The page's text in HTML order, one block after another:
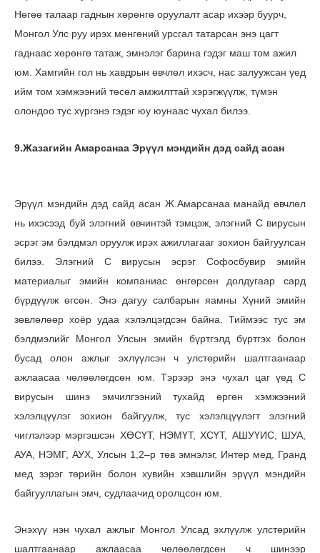
Нөгөө талаар гаднын хөрөнгө оруулалт асар ихээр буурч,
Монгол Улс руу ирэх мөнгөний урсгал татарсан энэ цагт
гаднаас хөрөнгө татаж, эмнэлэг барина гэдэг маш том ажил
юм. Хамгийн гол нь хавдрын өвчлөл ихэсч, нас залуужсан үед
ийм том хэмжээний төсөл амжилттай хэрэгжүүлж, түмэн
олондоо тус хүргэнэ гэдэг юу юунаас чухал билээ.
9.Жазагийн Амарсанаа Эрүүл мэндийн дэд сайд асан
Эрүүл мэндийн дэд сайд асан Ж.Амарсанаа манайд өвчлөл
нь ихэсээд буй элэгний өвчинтэй тэмцэж, элэгний С вирусын
эсрэг эм бэлдмэл оруулж ирэх ажиллагааг зохион байгуулсан
билээ. Элэгний С вирусын эсрэг Софосбувир эмийн
материалыг эмийн компаниас өнгөрсөн долдугаар сард
бүрдүүлж өгсөн. Энэ дагуу салбарын яамны Хүний эмийн
зөвлөлөөр хоёр удаа хэлэлцэгдсэн байна. Тиймээс тус эм
бэлдмэлийг Монгол Улсын эмийн бүртгэлд бүртгэх болон
бусад олон ажлыг эхлүүлсэн ч улстөрийн шалтгаанаар
ажлаасаа чөлөөлөгдсөн юм. Тэрээр энэ чухал цаг үед С
вирусын шинэ эмчилгээний тухайд өргөн хэмжээний
хэлэлцүүлэг зохион байгуулж, тус хэлэлцүүлэгт элэгний
чиглэлээр мэргэшсэн ХӨСҮТ, НЭМҮТ, ХСҮТ, АШУҮИС, ШУА,
АУА, НЭМГ, АУХ, Улсын 1,2–р төв эмнэлэг, Интер мед, Гранд
мед зэрэг төрийн болон хувийн хэвшлийн эрүүл мэндийн
байгууллагын эмч, судлаачид оролцсон юм.
Энэхүү нэн чухал ажлыг Монгол Улсад эхлүүлж улстөрийн
шалтгаанаар ажлаасаа чөлөөлөгдсөн ч шинээр